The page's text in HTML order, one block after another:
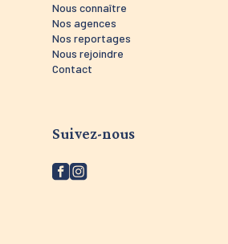
Nous connaître
Nos agences
Nos reportages
Nous rejoindre
Contact
Suivez-nous